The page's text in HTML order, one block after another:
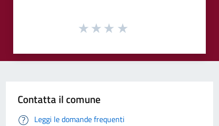
Contatta il comune
Leggi le domande frequenti